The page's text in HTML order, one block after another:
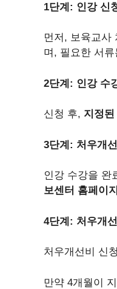
1단계: 인강 신
먼저, 보육교사
며, 필요한 서류
2단계: 인강 수
신청 후, 지정
3단계: 처우개
인강 수강을 완
보센터 홈페이지
4단계: 처우개
처우개선비 신
만약 4개월이